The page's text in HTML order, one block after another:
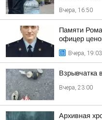
Вчера, 16:50
Памяти
офицер
Вчера, 19:03
Взрывчатка
Вчера, 23:00
Архивная